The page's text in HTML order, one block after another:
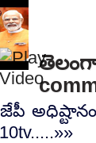
అధిష్టానం